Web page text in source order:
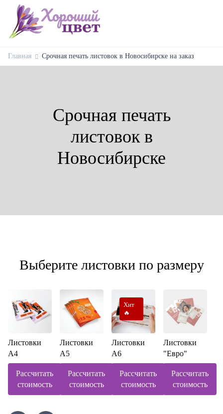
Главная Срочная печать листовок в Новосибирске на заказ
Срочная печать
листовок в
Новосибирске
Выберите листовки по размеру
Листовки
А4
Рассчитать
стоимость
Листовки
А5
Рассчитать
стоимость
Хит
🔥
Листовки
А6
Рассчитать
стоимость
Листовки
"Евро"
Рассчитать
стоимость